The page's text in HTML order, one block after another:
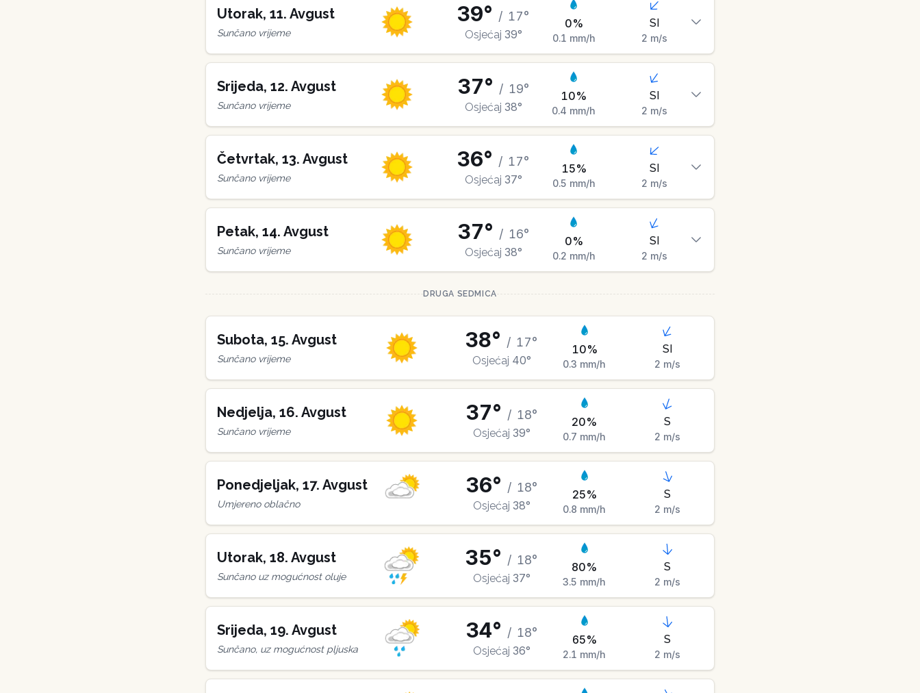
Utorak, 11. Avgust
Sunčano vrijeme
39° / 17°
Osjećaj 39°
0%
0.1 mm/h
SI
2 m/s
Srijeda, 12. Avgust
Sunčano vrijeme
37° / 19°
Osjećaj 38°
10%
0.4 mm/h
SI
2 m/s
Četvrtak, 13. Avgust
Sunčano vrijeme
36° / 17°
Osjećaj 37°
15%
0.5 mm/h
SI
2 m/s
Petak, 14. Avgust
Sunčano vrijeme
37° / 16°
Osjećaj 38°
0%
0.2 mm/h
SI
2 m/s
DRUGA SEDMICA
Subota, 15. Avgust
Sunčano vrijeme
38° / 17°
Osjećaj 40°
10%
0.3 mm/h
SI
2 m/s
Nedjelja, 16. Avgust
Sunčano vrijeme
37° / 18°
Osjećaj 39°
20%
0.7 mm/h
S
2 m/s
Ponedjeljak, 17. Avgust
Umjereno oblačno
36° / 18°
Osjećaj 38°
25%
0.8 mm/h
S
2 m/s
Utorak, 18. Avgust
Sunčano uz mogućnost oluje
35° / 18°
Osjećaj 37°
80%
3.5 mm/h
S
2 m/s
Srijeda, 19. Avgust
Sunčano, uz mogućnost pljuska
34° / 18°
Osjećaj 36°
65%
2.1 mm/h
S
2 m/s